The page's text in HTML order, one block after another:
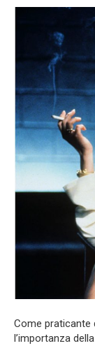
Come praticante
l’importanza